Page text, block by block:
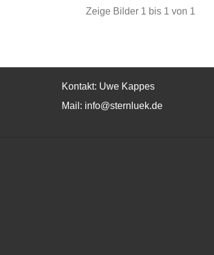
Zeige Bilder 1 bis 1 von 1
Kontakt: Uwe Kappes
Mail: info@sternluek.de